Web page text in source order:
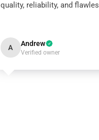
quality, reliability, and
A Andrew
Verified owner